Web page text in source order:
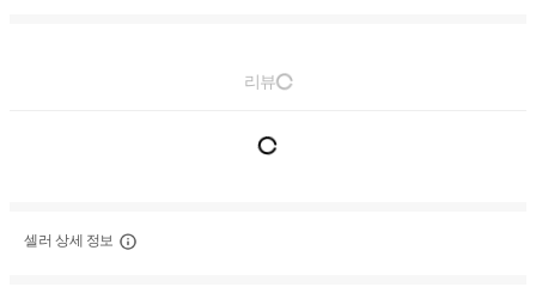
리뷰
셀러 상세 정보